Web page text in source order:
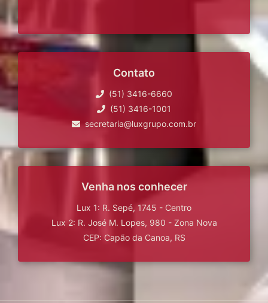
Contato
(51) 3416-6660
(51) 3416-1001
secretaria@luxgrupo.com.br
Venha nos conhecer
Lux 1: R. Sepé, 1745 - Centro
Lux 2: R. José M. Lopes, 980 - Zona Nova
CEP: Capão da Canoa, RS